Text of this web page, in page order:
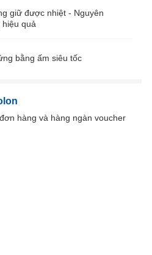
giữ được nhiệt - Nguyên
quả
bằng ấm siêu tốc
hàng và hàng ngàn voucher